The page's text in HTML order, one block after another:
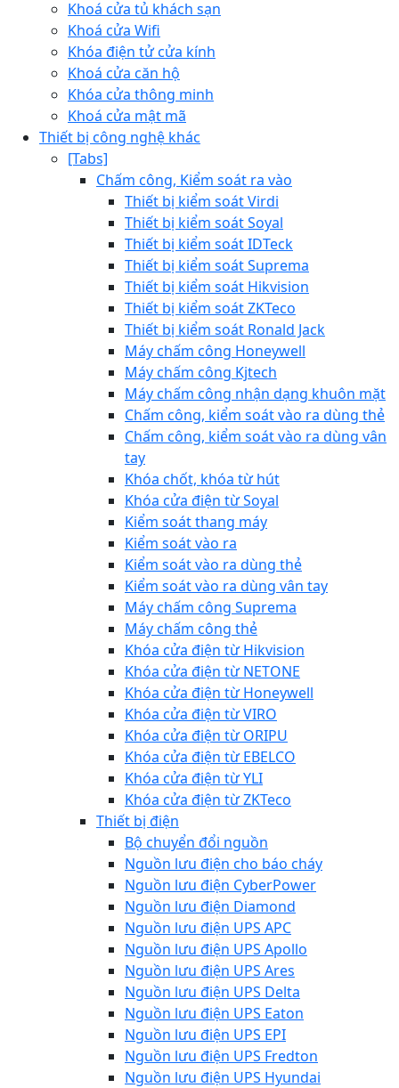
Khoá cửa tủ khách sạn
Khoá cửa Wifi
Khóa điện tử cửa kính
Khoá cửa căn hộ
Khóa cửa thông minh
Khoá cửa mật mã
Thiết bị công nghệ khác
[Tabs]
Chấm công, Kiểm soát ra vào
Thiết bị kiểm soát Virdi
Thiết bị kiểm soát Soyal
Thiết bị kiểm soát IDTeck
Thiết bị kiểm soát Suprema
Thiết bị kiểm soát Hikvision
Thiết bị kiểm soát ZKTeco
Thiết bị kiểm soát Ronald Jack
Máy chấm công Honeywell
Máy chấm công Kjtech
Máy chấm công nhận dạng khuôn mặt
Chấm công, kiểm soát vào ra dùng thẻ
Chấm công, kiểm soát vào ra dùng vân
tay
Khóa chốt, khóa từ hút
Khóa cửa điện từ Soyal
Kiểm soát thang máy
Kiểm soát vào ra
Kiểm soát vào ra dùng thẻ
Kiểm soát vào ra dùng vân tay
Máy chấm công Suprema
Máy chấm công thẻ
Khóa cửa điện từ Hikvision
Khóa cửa điện từ NETONE
Khóa cửa điện từ Honeywell
Khóa cửa điện từ VIRO
Khóa cửa điện từ ORIPU
Khóa cửa điện từ EBELCO
Khóa cửa điện từ YLI
Khóa cửa điện từ ZKTeco
Thiết bị điện
Bộ chuyển đổi nguồn
Nguồn lưu điện cho báo cháy
Nguồn lưu điện CyberPower
Nguồn lưu điện Diamond
Nguồn lưu điện UPS APC
Nguồn lưu điện UPS Apollo
Nguồn lưu điện UPS Ares
Nguồn lưu điện UPS Delta
Nguồn lưu điện UPS Eaton
Nguồn lưu điện UPS EPI
Nguồn lưu điện UPS Fredton
Nguồn lưu điện UPS Hyundai